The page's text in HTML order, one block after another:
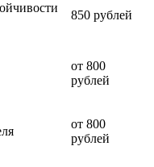
850 рублей
от 800
рублей
от 800
рублей